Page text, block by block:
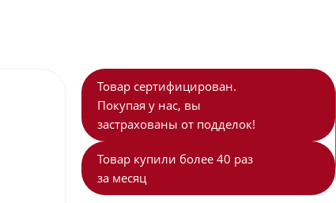
Товар сертифицирован.
Покупая у нас, вы
застрахованы от подделок!
Товар купили более 40 раз
за месяц